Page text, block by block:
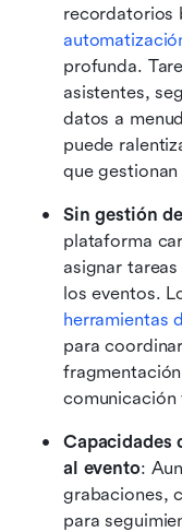
profunda.
asistentes,
datos a
puede
que
Sin gestión
plataforma
asignar
herramientas
para
comunicación
Capacidades
al evento:
grabaciones,
para